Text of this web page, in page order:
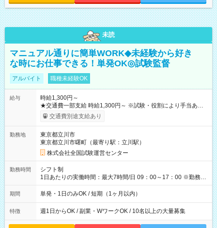
未読
マニュアル通りに簡単WORK◆未経験から好き
な時にお仕事できる！単発OK◎試験監督
アルバイト 職種未経験OK
給与
時給1,300円～
★交通費一部支給 時給1,300円～ ※試験・役割により手当あり
※勤務回数により昇給あり 【即給（前払い）オプションあ
り！】 希望される場合、勤務から1週間ほどで給与の一部を受け
例】 ・河合塾模擬試験 8:30～17:30（休憩1時間） 時給1,300円
×8時間＝日収10,400円＋交通費 ※当日の役割により時給＋100
円の場合あり ・国家試験 7:00～13:30（休憩なし） 時給1,300
円（役割手当＋100円）×6時間＝日収8,400円＋交通費 【試用期
間】試用期間なし
交通費別途支給あり
勤務地
東京都立川市
東京都立川市曙町（最寄り駅：立川駅）
株式会社全国試験運営センター
勤務時間
シフト制
1日あたりの実働時間：最大7時間/日 09：00～17：00 ※勤務時
間は 試験により異なります。
期間 単発・1日のみOK / 短期（1ヶ月以内）
特徴 週1日からOK / 副業・WワークOK / 10名以上の大量募集